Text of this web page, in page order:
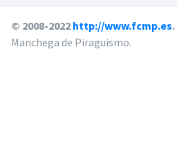
© 2008-2022 http://www.fcmp.es.
Manchega de Piraguismo.